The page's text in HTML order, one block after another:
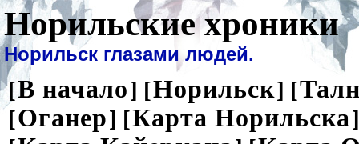
Норильские хроники
Норильск глазами людей.
[В начало] [Норильск] [
[Оганер] [Карта Норильска